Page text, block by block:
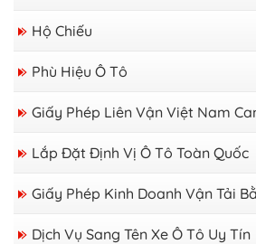
Hộ Chiếu
Phù Hiệu Ô Tô
Giấy Phép Liên Vận Việt Nam
Lắp Đặt Định Vị Ô Tô Toàn Quốc
Giấy Phép Kinh Doanh Vận Tải
Dịch Vụ Sang Tên Xe Ô Tô Uy Tín